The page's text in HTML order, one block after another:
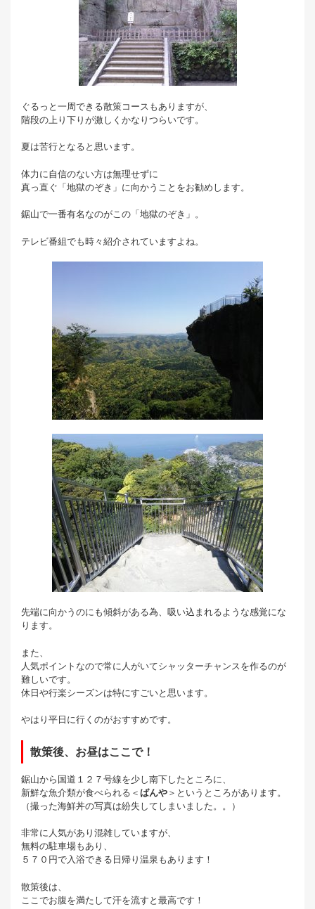
ぐるっと一周できる散策コースもありますが、
階段の上り下りが激しくかなりつらいです。
夏は苦行となると思います。
体力に自信のない方は無理せずに
真っ直ぐ「地獄のぞき」に向かうことをお勧めします。
鋸山で一番有名なのがこの「地獄のぞき」。
テレビ番組でも時々紹介されていますよね。
先端に向かうのにも傾斜がある為、吸い込まれるような感覚にな
ります。
また、
人気ポイントなので常に人がいてシャッターチャンスを作るのが
難しいです。
休日や行楽シーズンは特にすごいと思います。
やはり平日に行くのがおすすめです。
散策後、お昼はここで！
鋸山から国道１２７号線を少し南下したところに、
新鮮な魚介類が食べられる＜ ばんや ＞というところがあります。
（撮った海鮮丼の写真は紛失してしまいました。。）
非常に人気があり混雑していますが、
無料の駐車場もあり、
５７０円で入浴できる日帰り温泉もあります！
散策後は、
ここでお腹を満たして汗を流すと最高です！